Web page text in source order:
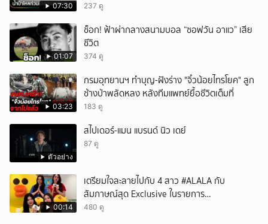
07:30 237 ดู
01:07
ช็อก! ฟ้าผ่ากลางสนามบอล “ซอฟวัน อาแว” เสีย
ชีวิต
374 ดู
03:23
กรมอุทยานฯ ทำบุญ-ฝังร่าง "จิ๋วน้อยไทรโยค" ลูก
ช้างป่าพลัดหลง หลังทีมแพทย์ยื้อชีวิตเต็มที่
183 ดู
ตัวอย่าง
สไปเดอร์-แมน แบรนด์ นิว เดย์
87 ดู
00:14
เตรียมใจละลายไปกับ 4 สาว #ALALA กับ
สัมภาษณ์สุด Exclusive ในรายการ
#POPCORNER เร็ว ๆ นี้ที่ #LINETODAYPOP
480 ดู